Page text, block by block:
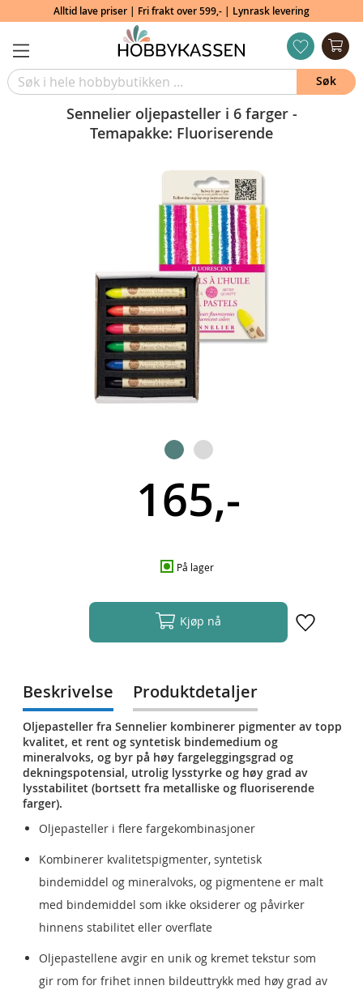
Alltid lave priser | Fri frakt over 599,- | Lynrask levering
Sennelier oljepasteller i 6 farger -
Temapakke: Fluoriserende
165,-
På lager
Kjøp nå
Beskrivelse
Oljepasteller fra Sennelier kombinerer pigmenter av topp
kvalitet, et rent og syntetisk bindemedium og
mineralvoks, og byr på høy fargeleggingsgrad og
dekningspotensial, utrolig lysstyrke og høy grad av
lysstabilitet (bortsett fra metalliske og fluoriserende
farger).
Oljepasteller i flere fargekombinasjoner
Kombinerer kvalitetspigmenter, syntetisk
bindemiddel og mineralvoks, og pigmentene er malt
med bindemiddel som ikke oksiderer og påvirker
hinnens stabilitet eller overflate
Oljepastellene avgir en unik og kremet tekstur som
gir rom for frihet innen bildeuttrykk med høy grad av
Produktdetaljer
Søk
ønskeliste